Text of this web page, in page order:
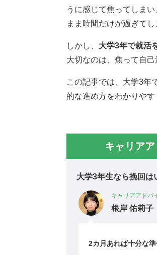
うに感じて焦ってしま
まま時間だけが過ぎて
しかし、 大学3年で就活
大切なのは、焦って自
この記事では、大学3年
的な進め方をわかりやす
キャリア
大学3年生なら挽回は
キャリアアドバ
根岸 佑莉子
2カ月あれば十分な